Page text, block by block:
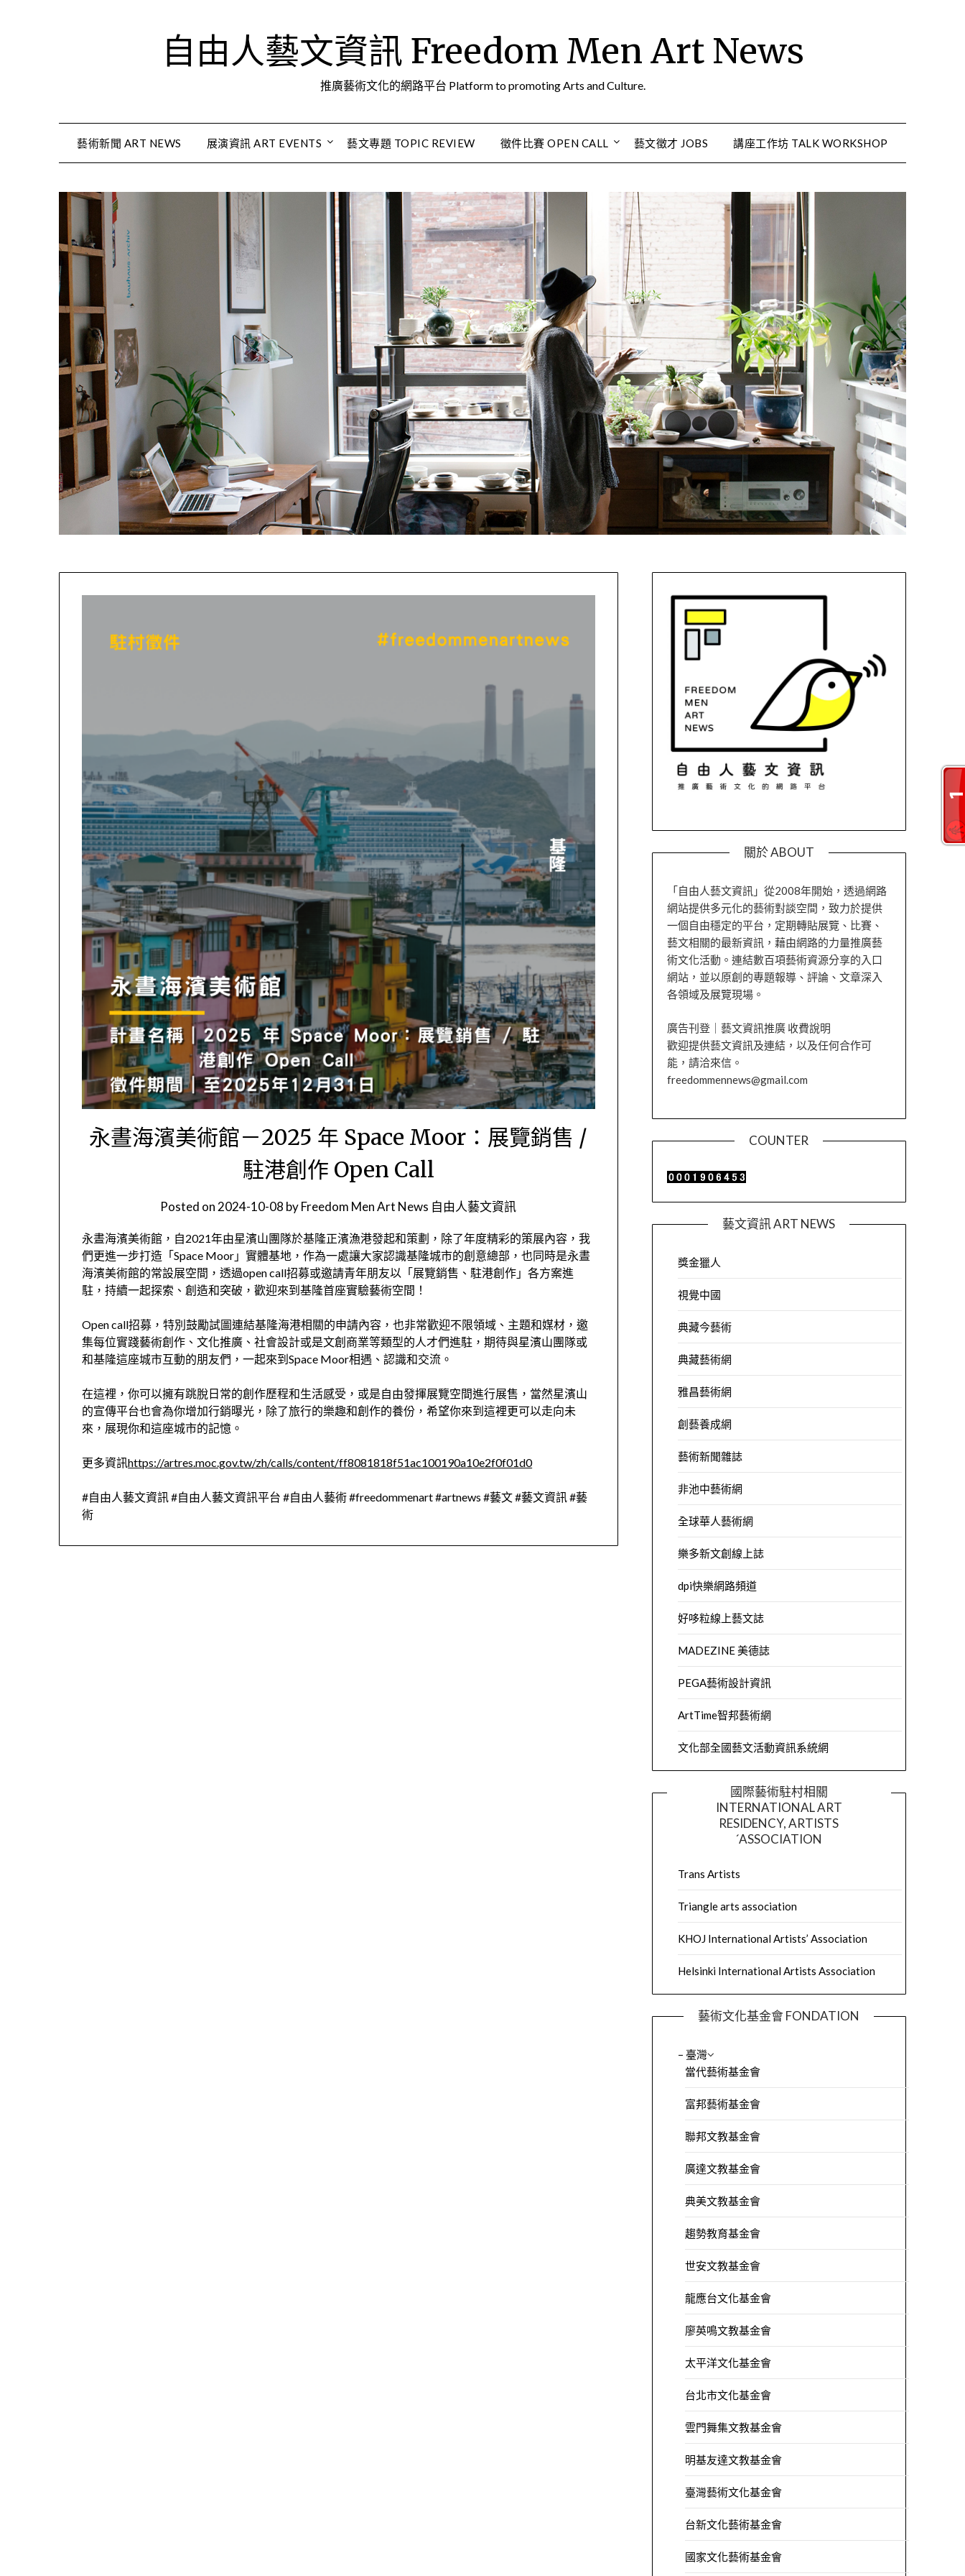
自由人藝文資訊 Freedom Men Art News
推廣藝術文化的網路平台 Platform to promoting Arts and Culture.
藝術新聞 ART NEWS 展演資訊 ART EVENTS 藝文專題 TOPIC REVIEW 徵件比賽 OPEN CALL 藝文徵才 JOBS 講座工作坊 TALK WORKSHOP
永晝海濱美術館－2025 年 Space Moor：展覽銷售 /
駐港創作 Open Call
Posted on 2024-10-08 byFreedom Men Art News 自由人藝文資訊
永晝海濱美術館，自2021年由星濱山團隊於基隆正濱漁港發起和策劃，除了年度精彩的策展內容，我
們更進一步打造「Space Moor」實體基地，作為一處讓大家認識基隆城市的創意總部，也同時是永晝
海濱美術館的常設展空間，透過open call招募或邀請青年朋友以「展覽銷售、駐港創作」各方案進
駐，持續一起探索、創造和突破，歡迎來到基隆首座實驗藝術空間！
Open call招募，特別鼓勵試圖連結基隆海港相關的申請內容，也非常歡迎不限領域、主題和媒材，邀
集每位實踐藝術創作、文化推廣、社會設計或是文創商業等類型的人才們進駐，期待與星濱山團隊或
和基隆這座城市互動的朋友們，一起來到Space Moor相遇、認識和交流。
在這裡，你可以擁有跳脫日常的創作歷程和生活感受，或是自由發揮展覽空間進行展售，當然星濱山
的宣傳平台也會為你增加行銷曝光，除了旅行的樂趣和創作的養份，希望你來到這裡更可以走向未
來，展現你和這座城市的記憶。
更多資訊https://artres.moc.gov.tw/zh/calls/content/ff8081818f51ac100190a10e2f0f01d0
#自由人藝文資訊 #自由人藝文資訊平台 #自由人藝術 #freedommenart #artnews #藝文 #藝文資訊 #藝
術
關於 ABOUT
「自由人藝文資訊」從2008年開始，透過網路
網站提供多元化的藝術對談空間，致力於提供
一個自由穩定的平台，定期轉貼展覽、比賽、
藝文相關的最新資訊，藉由網路的力量推廣藝
術文化活動。連結數百項藝術資源分享的入口
網站，並以原創的專題報導、評論、文章深入
各領域及展覽現場。
廣告刊登｜藝文資訊推廣 收費說明
歡迎提供藝文資訊及連結，以及任何合作可
能，請洽來信。
freedommennews@gmail.com
COUNTER
藝文資訊 ART NEWS
獎金獵人
視覺中國
典藏今藝術
典藏藝術網
雅昌藝術網
創藝養成網
藝術新聞雜誌
非池中藝術網
全球華人藝術網
樂多新文創線上誌
dpi快樂網路頻道
好哆粒線上藝文誌
MADEZINE 美德誌
PEGA藝術設計資訊
ArtTime智邦藝術網
文化部全國藝文活動資訊系統網
國際藝術駐村相關
INTERNATIONAL ART
RESIDENCY, ARTISTS
´ASSOCIATION
Trans Artists
Triangle arts association
KHOJ International Artists’ Association
Helsinki International Artists Association
藝術文化基金會 FONDATION
– 臺灣
當代藝術基金會
富邦藝術基金會
聯邦文教基金會
廣達文教基金會
典美文教基金會
趨勢教育基金會
世安文教基金會
龍應台文化基金會
廖英鳴文教基金會
太平洋文化基金會
台北市文化基金會
雲門舞集文教基金會
明基友達文教基金會
臺灣藝術文化基金會
台新文化藝術基金會
國家文化藝術基金會